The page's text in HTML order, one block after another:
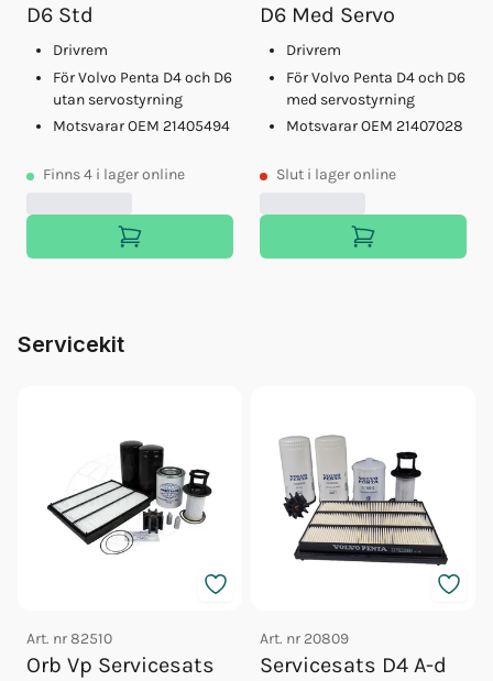
D6 Std
Drivrem
För Volvo Penta D4 och D6
utan servostyrning
Motsvarar OEM 21405494
Finns4 i lager online
D6 Med Servo
Drivrem
För Volvo Penta D4 och D6
med servostyrning
Motsvarar OEM 21407028
Slut i lager online
Servicekit
Art. nr82510
Orb Vp Servicesats
Art. nr 20809
Servicesats D4 A-d